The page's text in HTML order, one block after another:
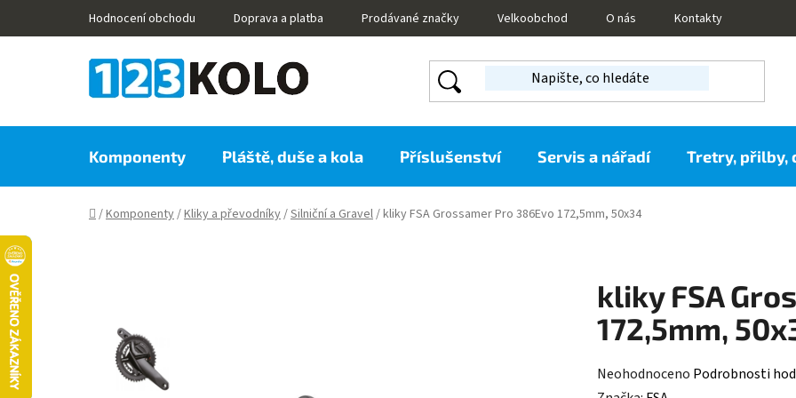
Hodnocení obchodu Doprava a platba Prodávané značky Velkoobchod O nás Kontakty
Komponenty Pláště, duše a kola Příslušenství Servis a nářadí Tretry, přilby,
Domů
/Komponenty/Kliky a převodníky/Silniční a Gravel/kliky FSA Grossamer Pro 386Evo 172,5mm, 50x34
kliky FSA
172,5mm,
Průměrné
Neohodnoceno Podrobnosti